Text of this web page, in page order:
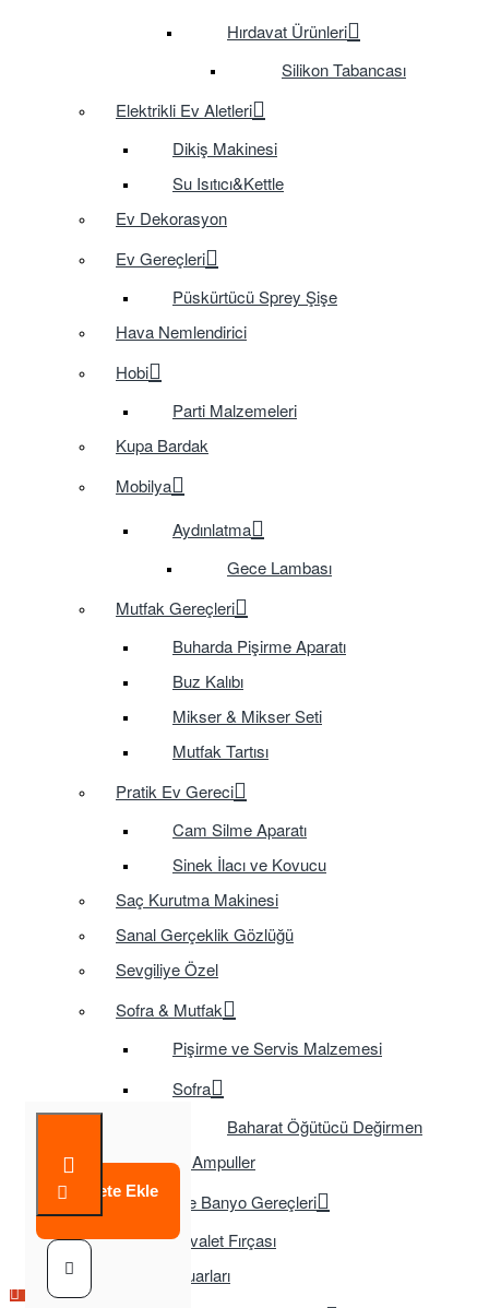
Hırdavat Ürünleri
Silikon Tabancası
Elektrikli Ev Aletleri
Dikiş Makinesi
Su Isıtıcı&Kettle
Ev Dekorasyon
Ev Gereçleri
Püskürtücü Sprey Şişe
Hava Nemlendirici
Hobi
Parti Malzemeleri
Kupa Bardak
Mobilya
Aydınlatma
Gece Lambası
Mutfak Gereçleri
Buharda Pişirme Aparatı
Buz Kalıbı
Mikser & Mikser Seti
Mutfak Tartısı
Pratik Ev Gereci
Cam Silme Aparatı
Sinek İlacı ve Kovucu
Saç Kurutma Makinesi
Sanal Gerçeklik Gözlüğü
Sevgiliye Özel
Sofra & Mutfak
Pişirme ve Servis Malzemesi
Sofra
Baharat Öğütücü Değirmen
Tasarruflu Ampuller
Temizlik ve Banyo Gereçleri
Tuvalet Fırçası
TV Aksesuarları
Sepete Ekle
Çok Satılan Ürün
Çok Satılan Ürün